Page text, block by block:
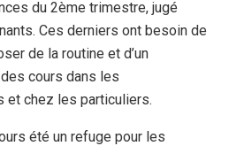
du 2ème trimestre, jugé
Ces derniers ont besoin de
de la routine et d’un
cours dans les
chez les particuliers.
été un refuge pour les